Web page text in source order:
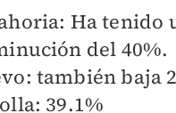
Ha tenido
del 40%.
también baja
39.1%